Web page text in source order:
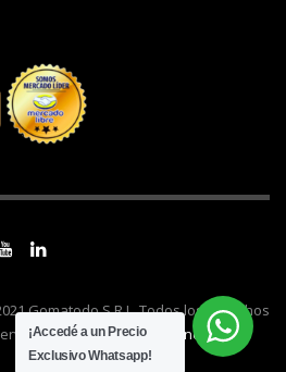
Gomatodo S.R.L. Todos los derechos
| Realizado por
cónclave.
¡Accedé a un Precio
Exclusivo Whatsapp!